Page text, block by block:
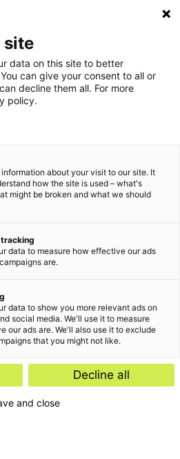
site
data on this site to better
can give your consent to all or
decline them all. For more
policy.
about your visit to our site. It
how the site is used – what's
might be broken and what we should
data to measure how effective our ads
are.
data to show you more relevant ads on
social media. We'll use it to measure
our ads are. We'll also use it to exclude
that you might not like.
Decline all
and close